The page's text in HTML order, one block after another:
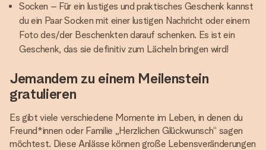
Socken – Für ein lustiges und praktisches Geschenk kannst
du ein Paar Socken mit einer lustigen Nachricht oder einem
Foto des/der Beschenkten darauf schenken. Es ist ein
Geschenk, das sie definitiv zum Lächeln bringen wird!
Jemandem zu einem Meilenstein
gratulieren
Es gibt viele verschiedene Momente im Leben, in denen du
Freund*innen oder Familie „Herzlichen Glückwunsch“ sagen
möchtest. Diese Anlässe können große Lebensveränderungen